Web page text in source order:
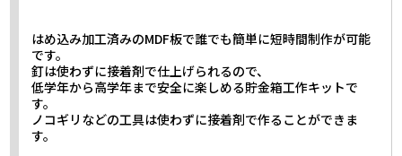
はめ込み加工済みのMDF板で誰でも簡単に短時間制作が可能
です。
釘は使わずに接着剤で仕上げられるので、
低学年から高学年まで安全に楽しめる貯金箱工作キットで
す。
ノコギリなどの工具は使わずに接着剤で作ることができま
す。